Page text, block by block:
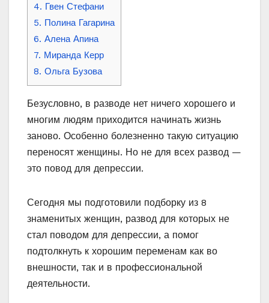
4. Гвен Стефани
5. Полина Гагарина
6. Алена Апина
7. Миранда Керр
8. Ольга Бузова
Безусловно, в разводе нет ничего хорошего и
многим людям приходится начинать жизнь
заново. Особенно болезненно такую ситуацию
переносят женщины. Но не для всех развод —
это повод для депрессии.
Сегодня мы подготовили подборку из 8
знаменитых женщин, развод для которых не
стал поводом для депрессии, а помог
подтолкнуть к хорошим переменам как во
внешности, так и в профессиональной
деятельности.